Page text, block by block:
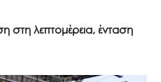
στη λεπτομέρεια, ένταση